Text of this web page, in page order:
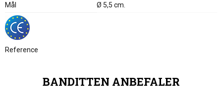
Mål
Ø 5,5 cm.
Reference
BANDITTEN ANBEFALER